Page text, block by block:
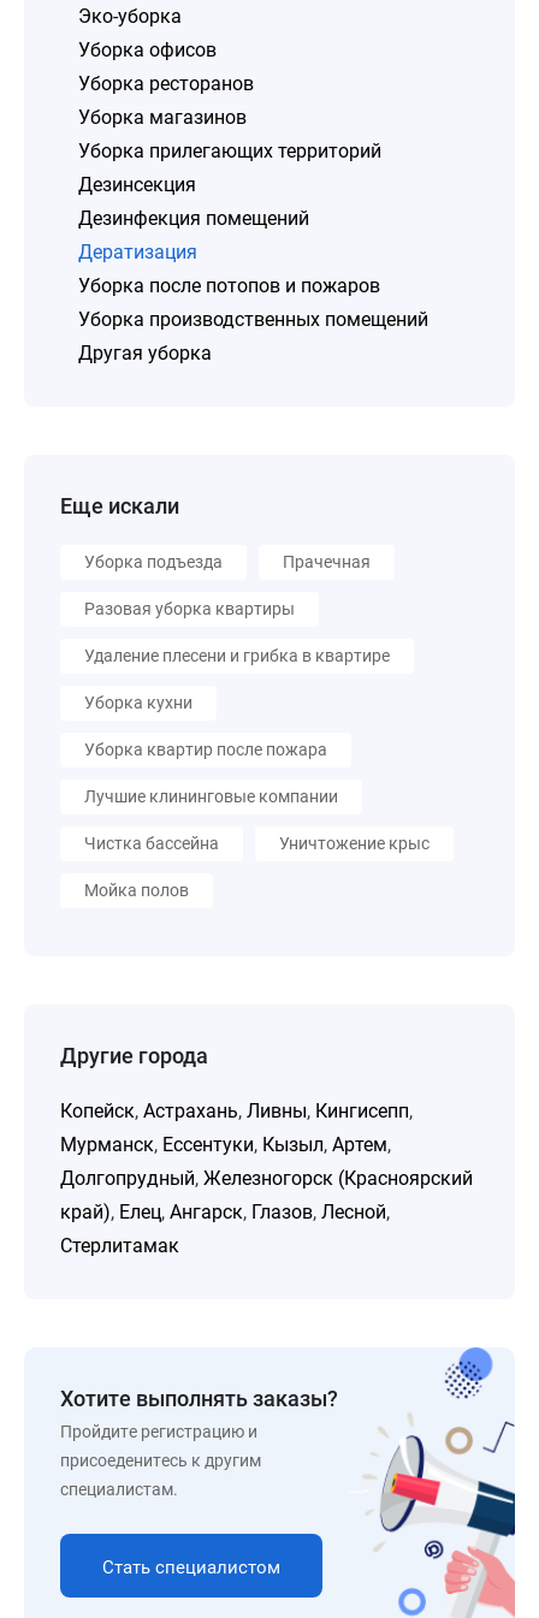
Эко-уборка
Уборка офисов
Уборка ресторанов
Уборка магазинов
Уборка прилегающих территорий
Дезинсекция
Дезинфекция помещений
Дератизация
Уборка после потопов и пожаров
Уборка производственных помещений
Другая уборка
Еще искали
Уборка подъезда Прачечная
Разовая уборка квартиры
Удаление плесени и грибка в квартире
Уборка кухни
Уборка квартир после пожара
Лучшие клининговые компании
Чистка бассейна Уничтожение крыс
Мойка полов
Другие города
Копейск, Астрахань, Ливны, Кингисепп,
Мурманск, Ессентуки, Кызыл, Артем,
Долгопрудный, Железногорск (Красноярский
край), Елец, Ангарск, Глазов, Лесной,
Стерлитамак
Хотите выполнять заказы?
Пройдите регистрацию и
присоеденитесь к другим
специалистам.
Стать специалистом